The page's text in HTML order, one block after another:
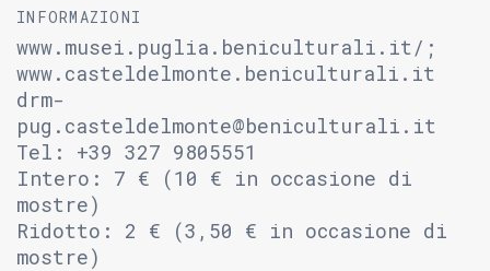
INFORMAZIONI
www.musei.puglia.beniculturali.it/;
www.casteldelmonte.beniculturali.it
drm-
pug.casteldelmonte@beniculturali.it
Tel: +39 327 9805551
Intero: 7 € (10 € in occasione di
mostre)
Ridotto: 2 € (3,50 € in occasione di
mostre)